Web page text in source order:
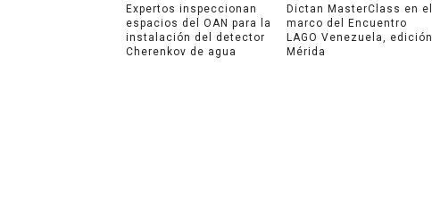
Expertos inspeccionan
espacios del OAN para la
instalación del detector
Cherenkov de agua
Dictan MasterClass en el
marco del Encuentro
LAGO Venezuela, edición
Mérida